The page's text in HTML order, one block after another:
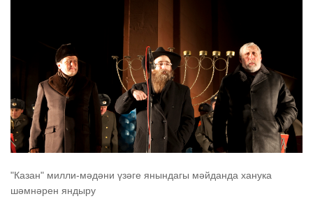
"Казан" милли-мәдәни үзәге янындагы мәйданда ханука
шәмнәрен яндыру